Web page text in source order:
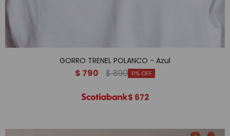
GORRO TRENEL POLANCO - Azul
$ 790 $890 11
$ 672